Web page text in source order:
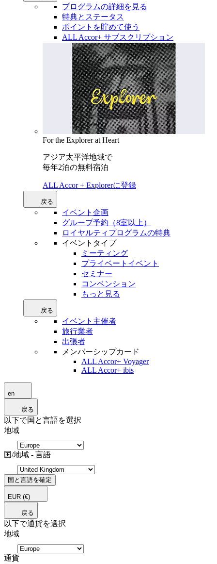
プログラムの詳細を見る
特典とステータス
ポイントを貯めて使う
ALL Accor+ サブスクリプション
For the Explorer at Heart
アジア太平洋地域で
毎年2泊の無料宿泊
ALL Accor + Explorerに登録
戻る
イベント企画
グループ予約（8室以上）
ロイヤルティプログラムの特典
イベントタイプ
ミーティング
プライベートイベント
セミナー
コンベンション
もっと見る
戻る
イベント主催者
旅行業者
出張者
メンバーシップカード
ALL Accor+ Voyager
ALL Accor+ ibis
en
戻る
以下で国と言語を選択
地域
国/地域 - 言語
国と言語を確定
EUR (€)
戻る
以下で通貨を選択
地域
通貨